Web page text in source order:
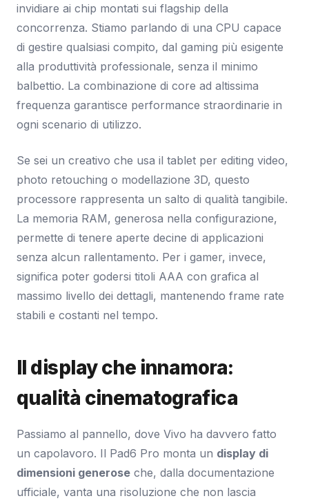
invidiare ai chip montati sui flagship della
concorrenza. Stiamo parlando di una CPU capace
di gestire qualsiasi compito, dal gaming più esigente
alla produttività professionale, senza il minimo
balbettio. La combinazione di core ad altissima
frequenza garantisce performance straordinarie in
ogni scenario di utilizzo.
Se sei un creativo che usa il tablet per editing video,
photo retouching o modellazione 3D, questo
processore rappresenta un salto di qualità tangibile.
La memoria RAM, generosa nella configurazione,
permette di tenere aperte decine di applicazioni
senza alcun rallentamento. Per i gamer, invece,
significa poter godersi titoli AAA con grafica al
massimo livello dei dettagli, mantenendo frame rate
stabili e costanti nel tempo.
Il display che innamora:
qualità cinematografica
Passiamo al pannello, dove Vivo ha davvero fatto
un capolavoro. Il Pad6 Pro monta un display di
dimensioni generose che, dalla documentazione
ufficiale, vanta una risoluzione che non lascia